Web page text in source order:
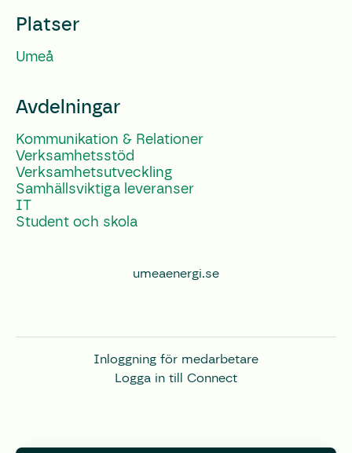
Platser
Umeå
Avdelningar
Kommunikation & Relationer
Verksamhetsstöd
Verksamhetsutveckling
Samhällsviktiga leveranser
IT
Student och skola
umeaenergi.se
Inloggning för medarbetare
Logga in till Connect